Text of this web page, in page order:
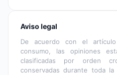
Aviso legal
De acuerdo con el
consumo, las opiniones
clasificadas por orden
conservadas durante toda